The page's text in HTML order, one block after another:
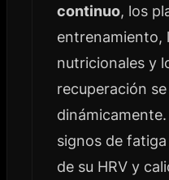
continuo, los
entrenamiento,
nutricionales y
recuperación
signos de
de su HRV y